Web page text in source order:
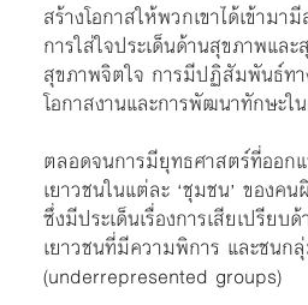
สร้างโอกาสให้พวกเขาได้เข้าม
การใส่ใจประเด็นด้านสุขภาพแล
สุขภาพจิตใจ การมีปฏิสัมพันธ์ท
โอกาสงานและการพัฒนาทักษะใ
ตลอดจนการมียุทธศาสตร์ที่ออก
เยาวชนในแต่ละ ‘ชุมชน’ ของค
ซึ่งมีประเด็นเรื่องการเสียเปรียบ
เยาวชนที่มีความพิการ และชนก
(underrepresented groups)